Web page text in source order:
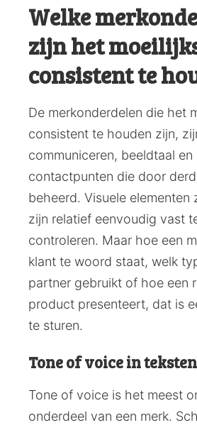
Welke
zijn het
consistent te
De merkonderdelen die het
consistent te houden zijn,
communiceren, beeldtaal
contactpunten die door
beheerd. Visuele elementen
zijn relatief eenvoudig vast
controleren. Maar hoe een
klant te woord staat, welk
partner gebruikt of hoe een
product presenteert, dat is
te sturen.
Tone of voice in teksten
Tone of voice is het meest
onderdeel van een merk.